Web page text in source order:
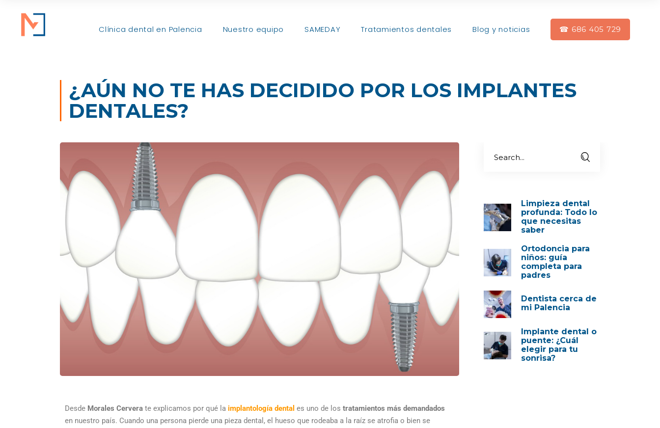
Clínica dental en Palencia Nuestro equipo SAMEDAY Tratamientos dentales Blog y noticias ☎ 686 405 729
¿AÚN NO TE HAS DECIDIDO POR LOS IMPLANTES
DENTALES?
Desde Morales Cervera te explicamos por qué la implantología dental es uno de los tratamientos más demandados
en nuestro país. Cuando una persona pierde una pieza dental, el hueso que rodeaba a la raíz se atrofia o bien se
Limpieza dental
profunda: Todo lo
que necesitas
saber
Ortodoncia para
niños: guía
completa para
padres
Dentista cerca de
mi Palencia
Implante dental o
puente: ¿Cuál
elegir para tu
sonrisa?